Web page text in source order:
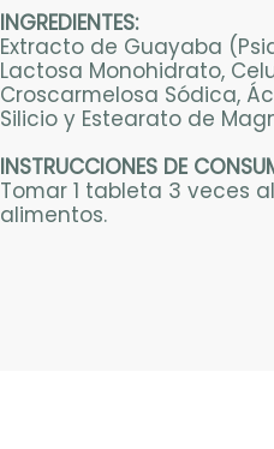
INGREDIENTES:
Extracto de Guayaba
Lactosa Monohidrato,
Croscarmelosa Sódica,
Silicio y Estearato de
INSTRUCCIONES DE
Tomar 1 tableta 3 veces
alimentos.